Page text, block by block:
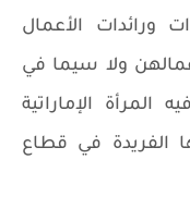
ورائدات الأعمال
ولا سيما في
الإماراتية
الفريدة في قطاع